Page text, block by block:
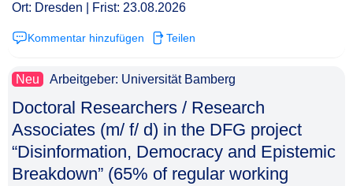
Ort: Dresden | Frist: 23.08.2026
Kommentar hinzufügen Teilen
Neu Arbeitgeber: Universität Bamberg
Doctoral Researchers / Research
Associates (m/ f/ d) in the DFG project
“Disinformation, Democracy and Epistemic
Breakdown” (65% of regular working